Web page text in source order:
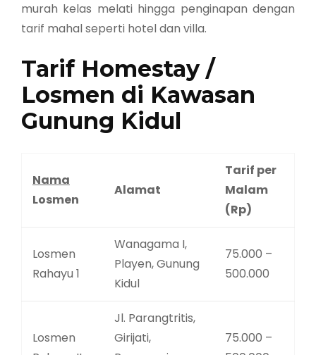
murah kelas melati hingga penginapan dengan
tarif mahal seperti hotel dan villa.
Tarif Homestay /
Losmen di Kawasan
Gunung Kidul
Nama
Losmen
Alamat
Tarif per
Malam
(Rp)
Losmen
Rahayu 1
Wanagama I,
Playen, Gunung
Kidul
75.000 –
500.000
Losmen
Jl. Parangtritis,
Girijati,
75.000 –